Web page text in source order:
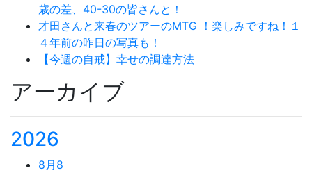
歳の差、40-30の皆さんと！
才田さんと来春のツアーのMTG ！楽しみですね！１
４年前の昨日の写真も！
【今週の自戒】幸せの調達方法
アーカイブ
2026
8月 8